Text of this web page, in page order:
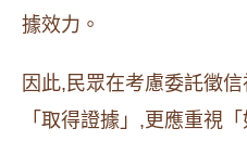
據效力。
因此,民眾在考慮委託徵
「取得證據」,更應重視